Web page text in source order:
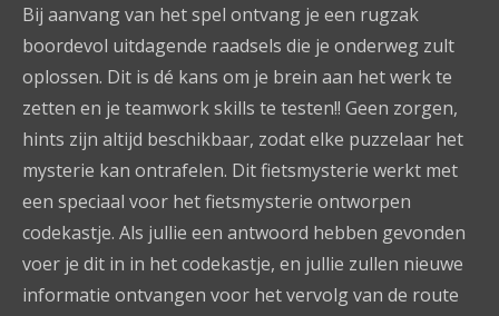
Bij aanvang van het spel ontvang je een rugzak
boordevol uitdagende raadsels die je onderweg zult
oplossen. Dit is dé kans om je brein aan het werk te
zetten en je teamwork skills te testen!! Geen zorgen,
hints zijn altijd beschikbaar, zodat elke puzzelaar het
mysterie kan ontrafelen. Dit fietsmysterie werkt met
een speciaal voor het fietsmysterie ontworpen
codekastje. Als jullie een antwoord hebben gevonden
voer je dit in in het codekastje, en jullie zullen nieuwe
informatie ontvangen voor het vervolg van de route